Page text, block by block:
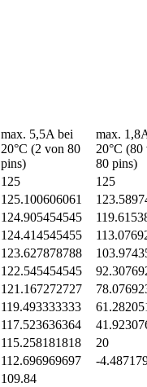
max. 5,5A bei
20°C (2 von 80
pins)
max.
20°C (80
80 pins)
125
125
125.100606061
124.905454545
124.414545455
123.627878788
122.545454545
121.167272727
119.493333333
117.523636364
115.258181818
20
112.696969697
-
109.84